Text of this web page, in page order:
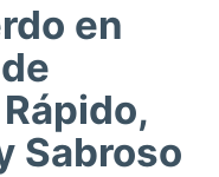
en
Sabroso